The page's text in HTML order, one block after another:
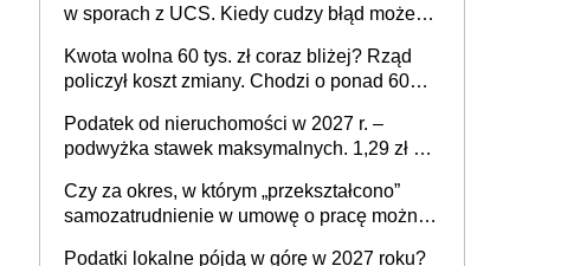
w sporach z UCS. Kiedy cudzy błąd może
Kwota wolna 60 tys. zł coraz bliżej? Rząd
policzył koszt zmiany. Chodzi o ponad 60
Podatek od nieruchomości w 2027 r. –
podwyżka stawek maksymalnych. 1,29 zł za
budynków i lokali związanych z
prowadzeniem działalności gospodarczej
Czy za okres, w którym „przekształcono”
samozatrudnienie w umowę o pracę można
Podatki lokalne pójdą w górę w 2027 roku?